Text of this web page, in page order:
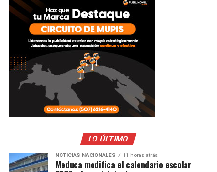
LO ÚLTIMO
NOTICIAS NACIONALES 11 horas atrás
Meduca modifica el calendario escolar